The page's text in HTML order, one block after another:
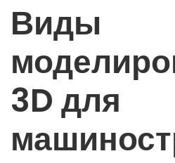
Виды
3D для